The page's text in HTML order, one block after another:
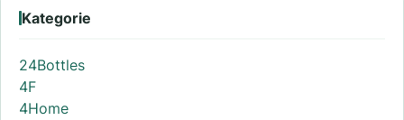
Kategorie
24Bottles
4F
4Home